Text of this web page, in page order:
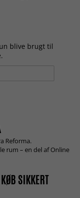
blive brugt til
Reforma.
rum – en del af Online
KØB SIKKERT